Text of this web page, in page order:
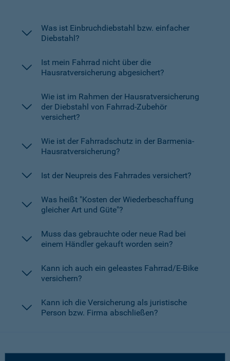
Was ist Einbruchdiebstahl bzw. einfacher
Diebstahl?
Ist mein Fahrrad nicht über die
Hausratversicherung abgesichert?
Wie ist im Rahmen der Hausratversicherung
der Diebstahl von Fahrrad-Zubehör
versichert?
Wie ist der Fahrradschutz in der Barmenia-
Hausratversicherung?
Ist der Neupreis des Fahrrades versichert?
Was heißt "Kosten der Wiederbeschaffung
gleicher Art und Güte"?
Muss das gebrauchte oder neue Rad bei
einem Händler gekauft worden sein?
Kann ich auch ein geleastes Fahrrad/E-Bike
versichern?
Kann ich die Versicherung als juristische
Person bzw. Firma abschließen?